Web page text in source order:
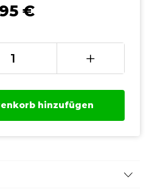
€
+
hinzufügen